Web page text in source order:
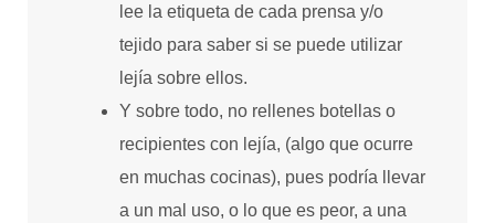
lee la etiqueta de cada prensa y/o
tejido para saber si se puede utilizar
lejía sobre ellos.
Y sobre todo, no rellenes botellas o
recipientes con lejía, (algo que ocurre
en muchas cocinas), pues podría llevar
a un mal uso, o lo que es peor, a una